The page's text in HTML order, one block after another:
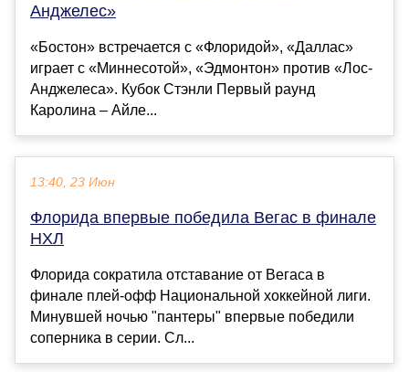
Анджелес»
«Бостон» встречается с «Флоридой», «Даллас»
играет с «Миннесотой», «Эдмонтон» против «Лос-
Анджелеса». Кубок Стэнли Первый раунд
Каролина – Айле...
13:40, 23 Июн
Флорида впервые победила Вегас в финале
НХЛ
Флорида сократила отставание от Вегаса в
финале плей-офф Национальной хоккейной лиги.
Минувшей ночью "пантеры" впервые победили
соперника в серии. Сл...